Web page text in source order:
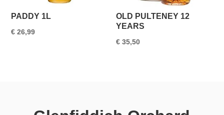
PADDY 1L
€ 26,99
OLD PULTENEY 12
YEARS
€ 35,50